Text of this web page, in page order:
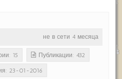
не в сети 4 месяца
15 Публикации: 432
23-01-2016